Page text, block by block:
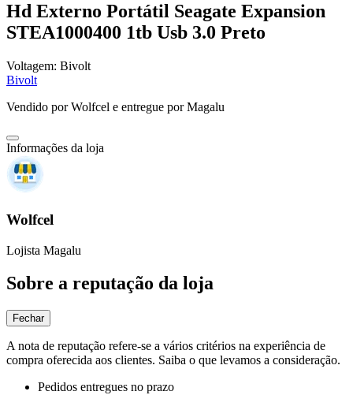
Hd Externo Portátil Seagate Expansion
STEA1000400 1tb Usb 3.0 Preto
Voltagem: Bivolt
Bivolt
Vendido porWolfcel e entregue por Magalu
Informações da loja
Wolfcel
Lojista Magalu
Sobre a reputação da loja
Fechar
A nota de reputação refere-se a vários critérios na experiência de
compra oferecida aos clientes. Saiba o que levamos a consideração.
Pedidos entregues no prazo